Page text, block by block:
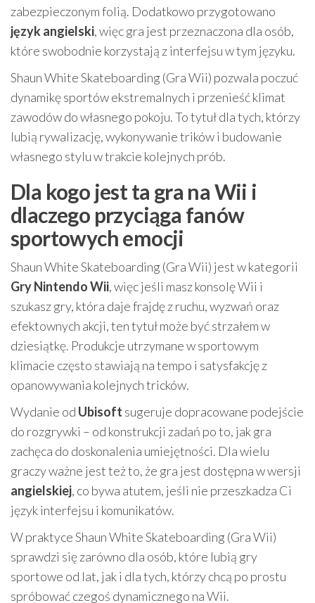
zabezpieczonym folią. Dodatkowo przygotowano
język angielski, więc gra jest przeznaczona dla osób,
które swobodnie korzystają z interfejsu w tym języku.
Shaun White Skateboarding (Gra Wii) pozwala poczuć
dynamikę sportów ekstremalnych i przenieść klimat
zawodów do własnego pokoju. To tytuł dla tych, którzy
lubią rywalizację, wykonywanie trików i budowanie
własnego stylu w trakcie kolejnych prób.
Dla kogo jest ta gra na Wii i
dlaczego przyciąga fanów
sportowych emocji
Shaun White Skateboarding (Gra Wii) jest w kategorii
Gry Nintendo Wii, więc jeśli masz konsolę Wii i
szukasz gry, która daje frajdę z ruchu, wyzwań oraz
efektownych akcji, ten tytuł może być strzałem w
dziesiątkę. Produkcje utrzymane w sportowym
klimacie często stawiają na tempo i satysfakcję z
opanowywania kolejnych tricków.
Wydanie od Ubisoft sugeruje dopracowane podejście
do rozgrywki – od konstrukcji zadań po to, jak gra
zachęca do doskonalenia umiejętności. Dla wielu
graczy ważne jest też to, że gra jest dostępna w wersji
angielskiej, co bywa atutem, jeśli nie przeszkadza Ci
język interfejsu i komunikatów.
W praktyce Shaun White Skateboarding (Gra Wii)
sprawdzi się zarówno dla osób, które lubią gry
sportowe od lat, jak i dla tych, którzy chcą po prostu
spróbować czegoś dynamicznego na Wii.